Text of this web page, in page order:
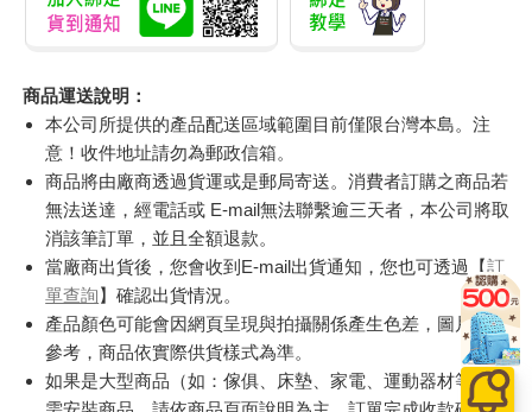
商品運送說明：
本公司所提供的產品配送區域範圍目前僅限台灣本島。注
意！收件地址請勿為郵政信箱。
商品將由廠商透過貨運或是郵局寄送。消費者訂購之商品若
無法送達，經電話或 E-mail無法聯繫逾三天者，本公司將取
消該筆訂單，並且全額退款。
當廠商出貨後，您會收到E-mail出貨通知，您也可透過【訂
單查詢】確認出貨情況。
產品顏色可能會因網頁呈現與拍攝關係產生色差，圖片僅供
參考，商品依實際供貨樣式為準。
如果是大型商品（如：傢俱、床墊、家電、運動器材等）及